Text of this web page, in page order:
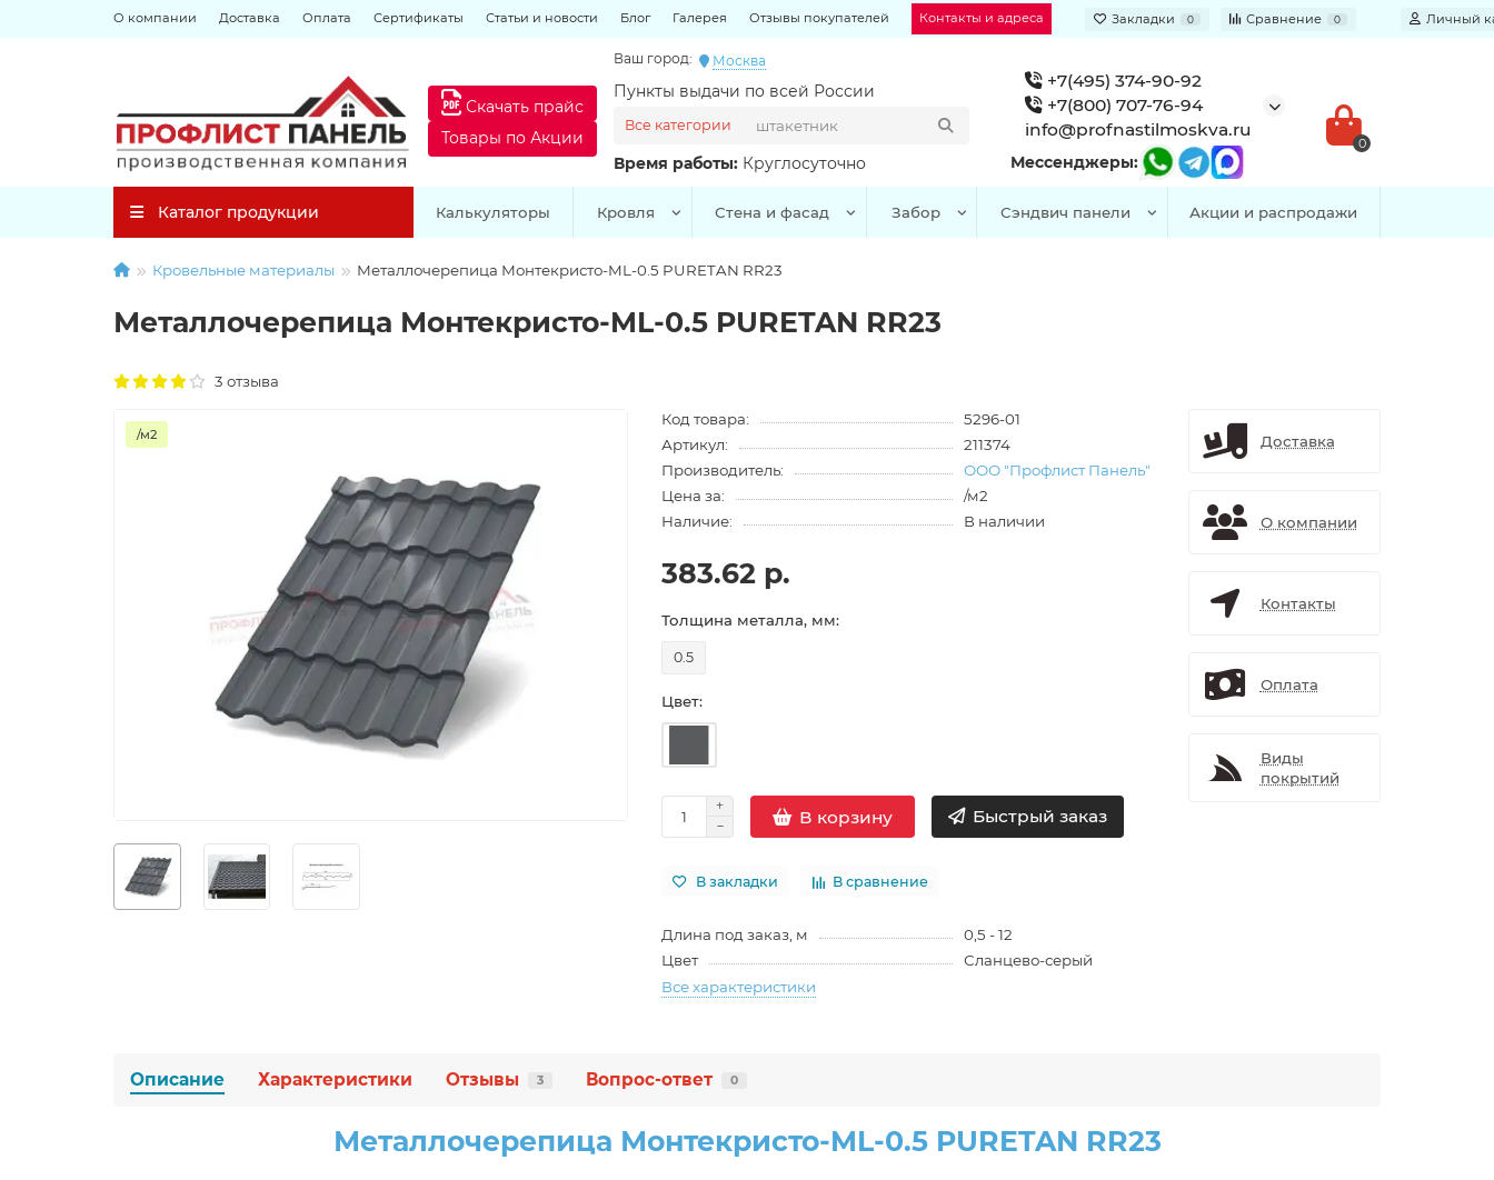
О компании Доставка Оплата Сертификаты Статьи и новости Блог Галерея Отзывы покупателей Контакты и адреса Закладки 0 Сравнение 0 Личный
Ваш город: Москва
Пункты выдачи по всей России
Время работы: Круглосуточно
Все категории
Скачать прайс
Товары по Акции
+7(495) 374-90-92
+7(800) 707-76-94
info@profnastilmoskva.ru
Мессенджеры:
0
Каталог продукции Калькуляторы Кровля Стена и фасад Забор Сэндвич панели Акции и распродажи
Кровельные материалы Металлочерепица Монтекристо-ML-0.5 PURETAN RR23
Металлочерепица Монтекристо-ML-0.5 PURETAN RR23
3 отзыва
/м2
Код товара:
5296-01
Артикул:
211374
Производитель:
ООО "Профлист Панель"
Цена за:
/м2
Наличие:
В наличии
383.62 р.
Толщина металла, мм:
0.5
Цвет:
В корзину Быстрый заказ
В закладки В сравнение
Длина под заказ, м
0,5 - 12
Цвет
Сланцево-серый
Все характеристики
Доставка
О компании
Контакты
Оплата
Виды
покрытий
Описание Характеристики Отзывы 3 Вопрос-ответ 0
Металлочерепица Монтекристо-ML-0.5 PURETAN RR23